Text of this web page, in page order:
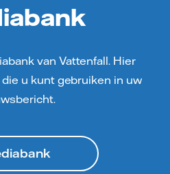
van Vattenfall. Hier
u kunt gebruiken in uw